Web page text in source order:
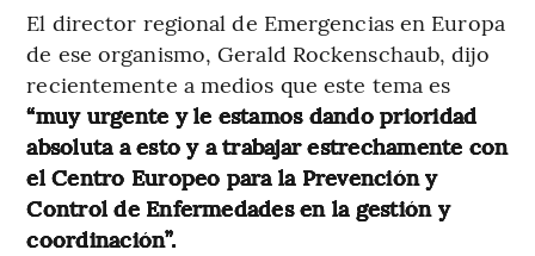
El director regional de Emergencias en Europa
de ese organismo, Gerald Rockenschaub, dijo
recientemente a medios que este tema es
“muy urgente y le estamos dando prioridad
absoluta a esto y a trabajar estrechamente con
el Centro Europeo para la Prevención y
Control de Enfermedades en la gestión y
coordinación”.